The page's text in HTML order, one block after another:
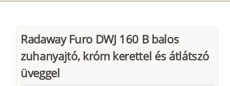
Radaway Furo DWJ 160 B balos
zuhanyajtó, króm kerettel és átlátszó
üveggel